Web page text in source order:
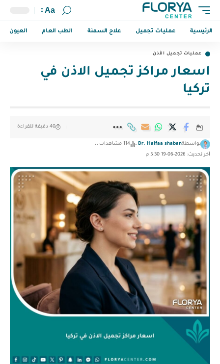
Aa
الرئيسية عمليات تجميل علاج السمنة الطب العام العيون
عمليات تجميل الأذن
اسعار مراكز تجميل الاذن في
تركيا
آخر تحديث: 2026-06-19 5:30 م
بواسطةDr. Haifaa shaban 114 مشاهدات
40 دقيقة للقراءة